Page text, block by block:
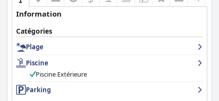
Information
Catégories
Plage
Piscine
Piscine Extérieure
Parking